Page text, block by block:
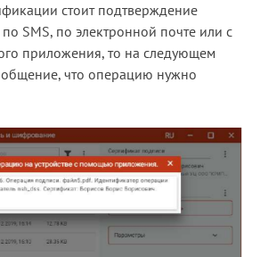
стоит подтверждение
SMS, по электронной почте или с
приложения, то на следующем
что операцию нужно